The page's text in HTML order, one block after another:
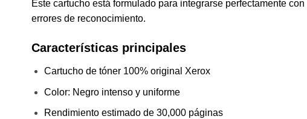
Este cartucho está formulado para integrarse perfectamente
errores de reconocimiento.
Características principales
Cartucho de tóner 100% original Xerox
Color: Negro intenso y uniforme
Rendimiento estimado de 30,000 páginas